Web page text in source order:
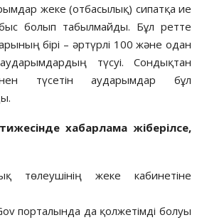
жеке (отбасылық) сипатқа ие
болып табылмайды. Бұл ретте
бірі – әртүрлі 100 және одан
түсуі. Сондықтан
түсетін аударымдар бұл
хабарлама жіберілсе,
төлеушінің жеке кабинетіне
порталында да қолжетімді болуы